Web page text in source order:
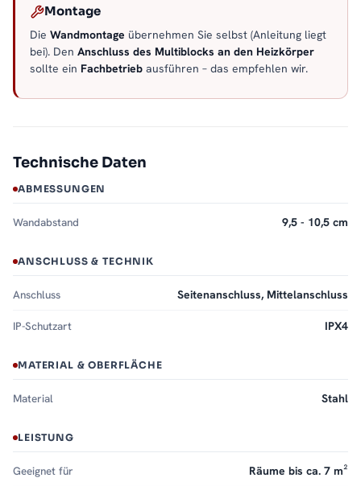
Montage
Die Wandmontage übernehmen Sie selbst (Anleitung liegt
bei). Den Anschluss des Multiblocks an den Heizkörper
sollte ein Fachbetrieb ausführen – das empfehlen wir.
Technische Daten
ABMESSUNGEN
Wandabstand 9,5 - 10,5 cm
ANSCHLUSS & TECHNIK
Anschluss Seitenanschluss, Mittelanschluss
IP-Schutzart IPX4
MATERIAL & OBERFLÄCHE
Material Stahl
LEISTUNG
Geeignet für Räume bis ca. 7 m²